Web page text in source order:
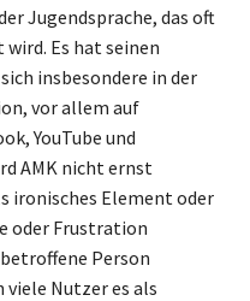
Jugendsprache, das oft
Es hat seinen
insbesondere in der
vor allem auf
YouTube und
AMK nicht ernst
ironisches Element oder
oder Frustration
Person
Nutzer es als